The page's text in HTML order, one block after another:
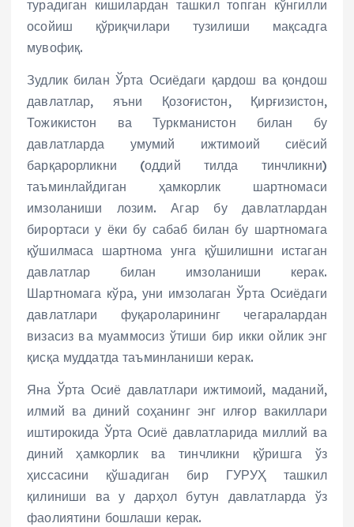
турадиган кишилардан ташкил топган кўнгилли
осойиш қўриқчилари тузилиши мақсадга
мувофиқ.
Зудлик билан Ўрта Осиёдаги қардош ва қондош
давлатлар, яъни Қозоғистон, Қирғизистон,
Тожикистон ва Туркманистон билан бу
давлатларда умумий ижтимоий сиёсий
барқарорликни (оддий тилда тинчликни)
таъминлайдиган ҳамкорлик шартномаси
имзоланиши лозим. Агар бу давлатлардан
бирортаси у ёки бу сабаб билан бу шартномага
қўшилмаса шартнома унга қўшилишни истаган
давлатлар билан имзоланиши керак.
Шартномага кўра, уни имзолаган Ўрта Осиёдаги
давлатлари фуқароларининг чегаралардан
визасиз ва муаммосиз ўтиши бир икки ойлик энг
қисқа муддатда таъминланиши керак.
Яна Ўрта Осиё давлатлари ижтимоий, маданий,
илмий ва диний соҳанинг энг илғор вакиллари
иштирокида Ўрта Осиё давлатларида миллий ва
диний ҳамкорлик ва тинчликни қўришга ўз
ҳиссасини қўшадиган бир ГУРУҲ ташкил
қилиниши ва у дарҳол бутун давлатларда ўз
фаолиятини бошлаши керак.